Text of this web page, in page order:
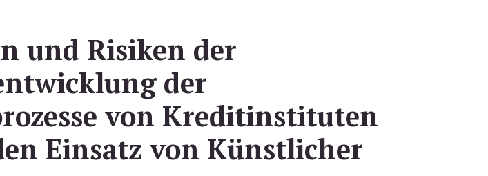
und Risiken der
der
von Kreditinstituten
Einsatz von Künstlicher